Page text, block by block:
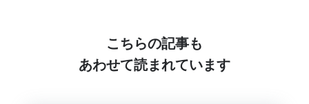
こちらの記事も
あわせて読まれています